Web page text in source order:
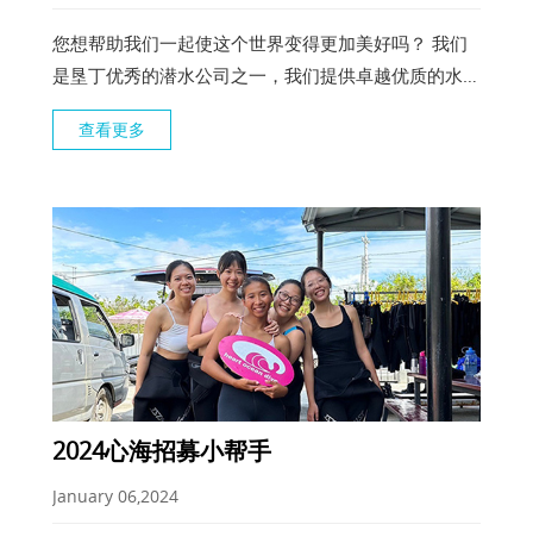
您想帮助我们一起使这个世界变得更加美好吗？ 我们
是垦丁优秀的潜水公司之一，我们提供卓越优质的水
肺、浮潜、SUP活动。 我们积极参与企业的社会责任
(正规划2025年四场以上的免费净滩公益活动)。 我们
查看更多
2024心海招募小帮手
January 06,2024